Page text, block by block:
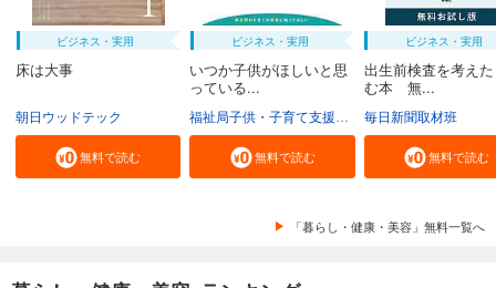
ビジネス・実用
床は大事
朝日ウッドテック
無料で読む
ビジネス・実用
いつか子供がほしいと思
っている...
東京都
無料で読む
ビジネス・実用
出生前検査を考え
む本 無...
毎日新聞取材班
無料で読む
「暮らし・健康・美容」無料一覧へ